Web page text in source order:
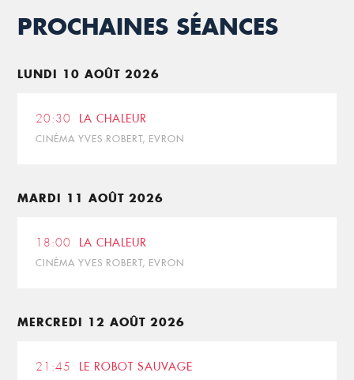
PROCHAINES SÉANCES
LUNDI 10 AOÛT 2026
20:30 LA CHALEUR
CINÉMA YVES ROBERT, EVRON
MARDI 11 AOÛT 2026
18:00 LA CHALEUR
CINÉMA YVES ROBERT, EVRON
MERCREDI 12 AOÛT 2026
21:45 LE ROBOT SAUVAGE